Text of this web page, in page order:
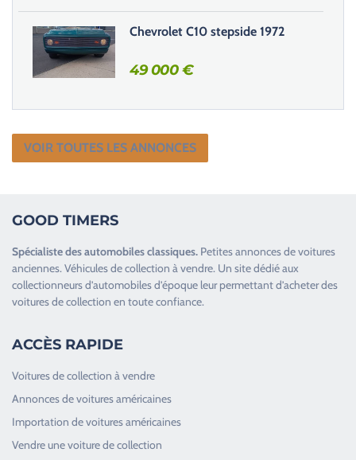
Chevrolet C10 stepside 1972
49 000€
VOIR TOUTES LES ANNONCES
GOOD TIMERS
Spécialiste desautomobiles classiques. Petites annonces devoitures
anciennes.Véhicules de collection à vendre. Un site dédié aux
collectionneurs d’automobiles d’époque leur permettant d’acheter des
voitures de collection en toute confiance.
ACCÈS RAPIDE
Voitures de collection à vendre
Annonces de voitures américaines
Importation de voitures américaines
Vendre une voiture de collection